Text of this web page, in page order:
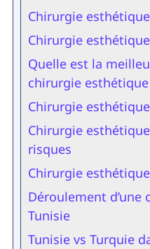
Chirurgie
Chirurgie
Quelle est la
chirurgie esthétique
Chirurgie
Chirurgie
risques
Chirurgie
Déroulement
Tunisie
Tunisie vs Turquie